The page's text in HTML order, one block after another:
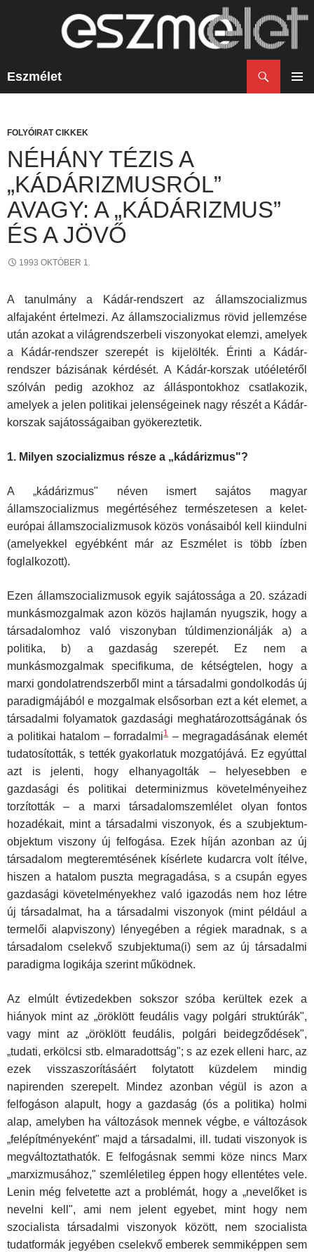
Eszmélet
FOLYÓIRAT CIKKEK
NÉHÁNY TÉZIS A
„KÁDÁRIZMUSRÓL”
AVAGY: A „KÁDÁRIZMUS”
ÉS A JÖVŐ
1993 OKTÓBER 1.
A tanulmány a Kádár-rendszert az államszocializmus
alfajaként értelme­zi. Az államszocializmus rövid jellemzése
után azokat a világrendszerbeli viszonyokat elemzi, amelyek
a Kádár-rendszer szerepét is kijelölték. Érin­ti a Kádár-
rendszer bázisának kérdését. A Kádár-korszak utóéletéről
szól­ván pedig azokhoz az álláspontokhoz csatlakozik,
amelyek a jelen politi­kai jelenségeinek nagy részét a Kádár-
korszak sajátosságaiban gyöke­reztetik.
1. Milyen szocializmus része a „kádárizmus"?
A „kádárizmus" néven ismert sajátos magyar
államszocializmus megér­téséhez természetesen a kelet-
európai államszocializmusok közös vo­násaiból kell kiindulni
(amelyekkel egyébként már az Eszmélet is több ízben
foglalkozott).
Ezen államszocializmusok egyik sajátossága a 20. századi
mun­kásmozgalmak azon közös hajlamán nyugszik, hogy a
társadalom­hoz való viszonyban túldimenzionálják a) a
politika, b) a gazdaság szerepét. Ez nem a
munkásmozgalmak specifikuma, de kétségtelen, hogy a
marxi gondolatrendszerből mint a társadalmi gondolkodás új
pa­radigmájából e mozgalmak elsősorban ezt a két elemet, a
társadalmi fo­lyamatok gazdasági meghatározottságának ós
a politikai hatalom – for­radalmi1– megragadásának elemét
tudatosították, s tették gyakorlatuk mozgatójává. Ez egyúttal
azt is jelenti, hogy elhanyagolták – helyeseb­ben e
gazdasági és politikai determinizmus követelményeihez
torzí­tották – a marxi társadalomszemlélet olyan fontos
hozadékait, mint a társadalmi viszonyok, és a szubjektum-
objektum viszony új felfo­gása. Ezek híján azonban az új
társadalom megteremtésének kísérlete kudarcra volt ítélve,
hiszen a hatalom puszta megragadása, s a csupán egyes
gazdasági követelményekhez való igazodás nem hoz létre
új tár­sadalmat, ha a társadalmi viszonyok (mint például a
termelői alapvi­szony) lényegében a régiek maradnak, s a
társadalom cselekvő szubjektuma(i) sem az új társadalmi
paradigma logikája szerint működnek.
Az elmúlt évtizedekben sokszor szóba kerültek ezek a
hiányok mint az „öröklött feudális vagy polgári struktúrák",
vagy mint az „öröklött feu­dális, polgári beidegződések",
„tudati, erkölcsi stb. elmaradottság"; s az ezek elleni harc, az
ezek visszaszorításáért folytatott küzdelem mindig
napirenden szerepelt. Mindez azonban végül is azon a
felfogáson ala­pult, hogy a gazdaság (ós a politika) holmi
alap, amelyben ha változások mennek végbe, e változások
„felépítményeként" majd a társadalmi, ill. tudati viszonyok is
megváltoztathatók. E felfogásnak semmi köze nincs Marx
„marxizmusához," szemléletileg éppen hogy ellentétes vele.
Lenin még felvetette azt a problémát, hogy a „nevelőket is
nevelni kell", ami nem jelent egyebet, mint hogy nem
szocialista társadalmi viszonyok kö­zött, nem szocialista
tudatformák jegyében cselekvő emberek semmi­képpen sem